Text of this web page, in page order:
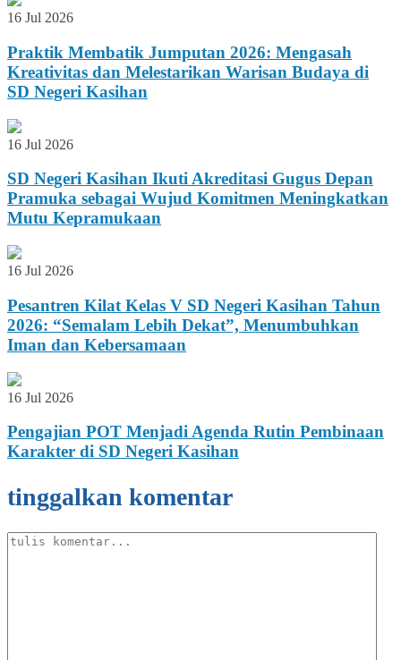
16 Jul 2026
Praktik Membatik Jumputan 2026: Mengasah
Kreativitas dan Melestarikan Warisan Budaya di
SD Negeri Kasihan
16 Jul 2026
SD Negeri Kasihan Ikuti Akreditasi Gugus Depan
Pramuka sebagai Wujud Komitmen Meningkatkan
Mutu Kepramukaan
16 Jul 2026
Pesantren Kilat Kelas V SD Negeri Kasihan Tahun
2026: “Semalam Lebih Dekat”, Menumbuhkan
Iman dan Kebersamaan
16 Jul 2026
Pengajian POT Menjadi Agenda Rutin Pembinaan
Karakter di SD Negeri Kasihan
tinggalkan komentar